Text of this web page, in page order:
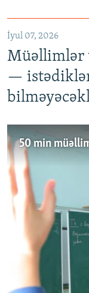
İyul 07, 2026
Müəllimlər
—